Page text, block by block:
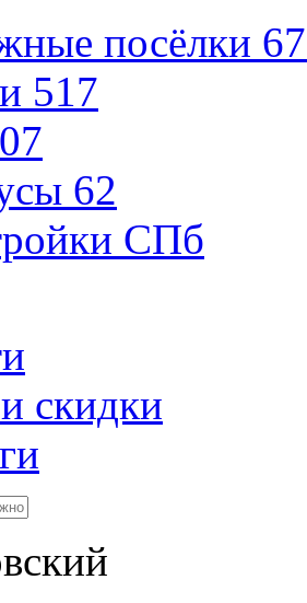
посёлки
517
62
СПб
скидки